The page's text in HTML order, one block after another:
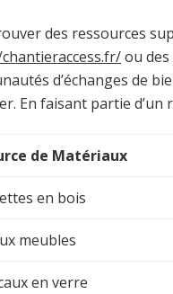
des ressources
ou
d’échanges de
En faisant partie d’un
de Matériaux
en bois
meubles
en verre